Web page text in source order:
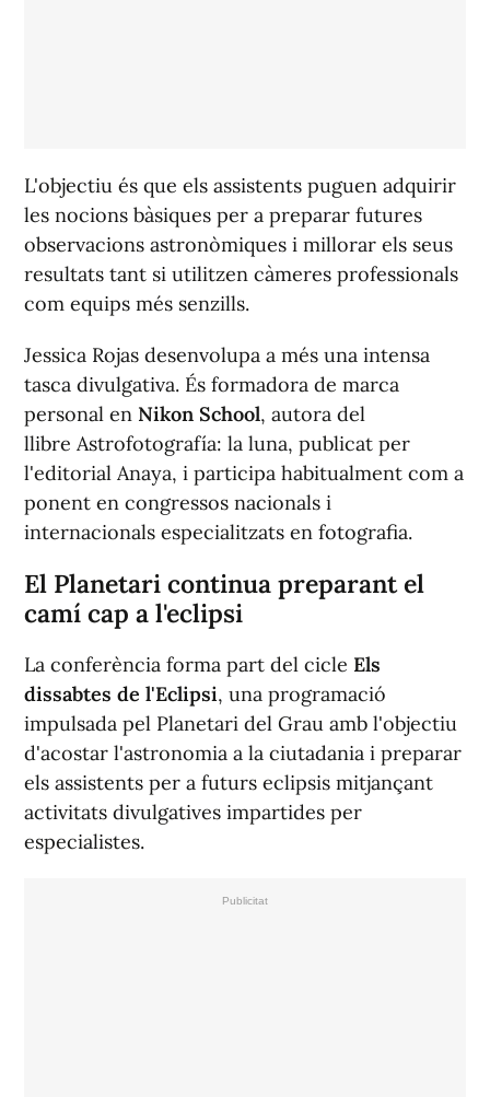
L'objectiu és que els assistents puguen adquirir
les nocions bàsiques per a preparar futures
observacions astronòmiques i millorar els seus
resultats tant si utilitzen càmeres professionals
com equips més senzills.
Jessica Rojas desenvolupa a més una intensa
tasca divulgativa. És formadora de marca
personal en Nikon School, autora del
llibre Astrofotografía: la luna, publicat per
l'editorial Anaya, i participa habitualment com a
ponent en congressos nacionals i
internacionals especialitzats en fotografia.
El Planetari continua preparant el
camí cap a l'eclipsi
La conferència forma part del cicle Els
dissabtes de l'Eclipsi, una programació
impulsada pel Planetari del Grau amb l'objectiu
d'acostar l'astronomia a la ciutadania i preparar
els assistents per a futurs eclipsis mitjançant
activitats divulgatives impartides per
especialistes.